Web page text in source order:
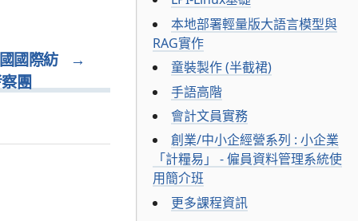
→
國際紡
團
本地部署輕量版大語言模型與
RAG實作
童裝製作 (半截裙)
手語高階
會計文員實務
創業/中小企經營系列 : 小企業
「計糧易」 - 僱員資料管理系統使
用簡介班
更多課程資訊